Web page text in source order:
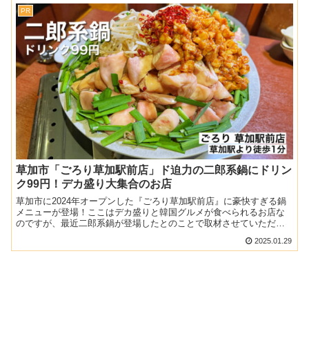
PR
草加市「ごろり草加駅前店」ド迫力の二郎系鍋にドリン
ク99円！デカ盛り大集合のお店
草加市に2024年オープンした『ごろり草加駅前店』に豪快すぎる鍋
メニューが登場！ここはデカ盛りと韓国グルメが食べられるお店な
のですが、最近二郎系鍋が登場したとのことで取材させていただき
2025.01.29